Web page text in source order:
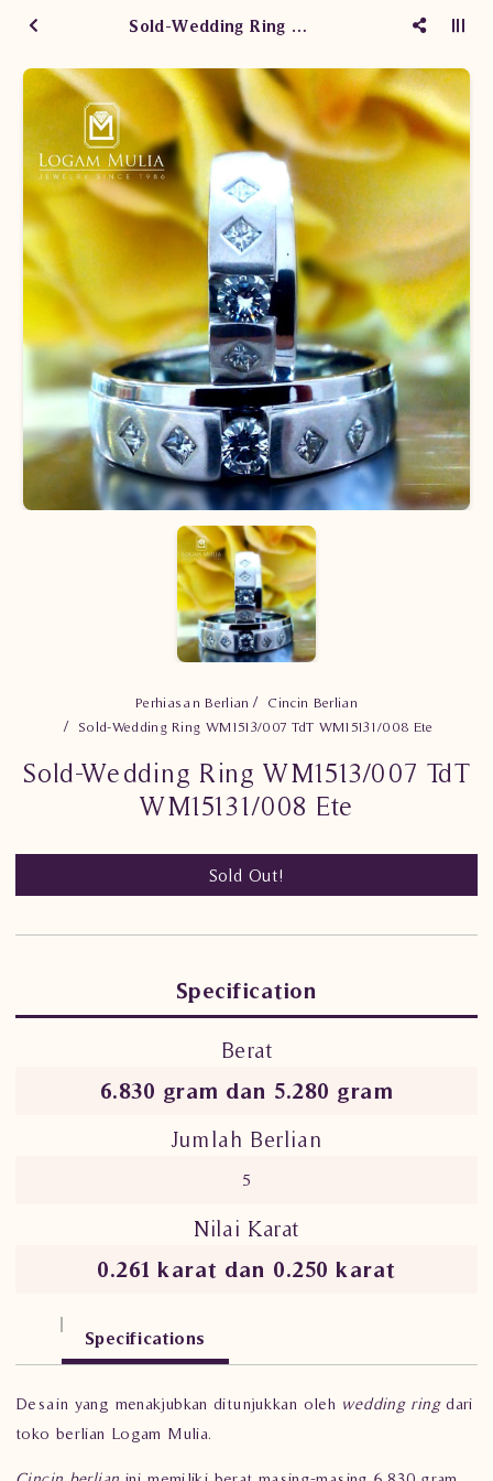
Sold-Wedding Ring WM1513/007 TdT WM15131/008 Ete
Perhiasan Berlian
Cincin Berlian
Sold-Wedding Ring WM1513/007 TdT WM15131/008 Ete
Sold-Wedding Ring WM1513/007 TdT
WM15131/008 Ete
Sold Out!
Specification
Berat
6.830 gram dan 5.280 gram
Jumlah Berlian
5
Nilai Karat
0.261 karat dan 0.250 karat
Specifications
Desain yang menakjubkan ditunjukkan oleh wedding ringdari
toko berlian Logam Mulia.